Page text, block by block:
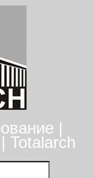
|
Totalarch